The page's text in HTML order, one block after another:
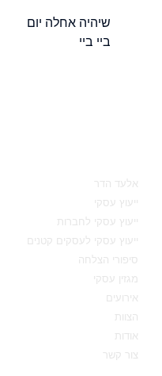
שיהיה אחלה יום
ביי ביי
אלעד הדר
ייעוץ עסקי
ייעוץ עסקי לחברות
ייעוץ עסקי לעסקים קטנים
סיפורי הצלחה
מגזין עסקי
אירועים
הצוות
אודות
צור קשר